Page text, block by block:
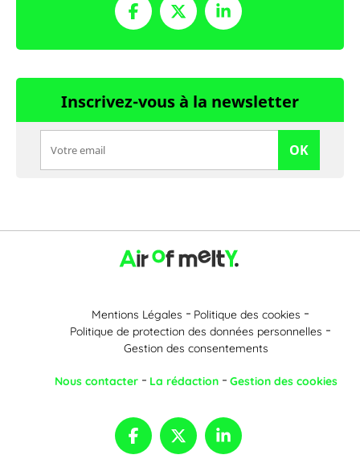
Inscrivez-vous à la newsletter
OK
Mentions Légales
Politique des cookies
Politique de protection des données personnelles
Gestion des consentements
Nous contacter La rédaction Gestion des cookies